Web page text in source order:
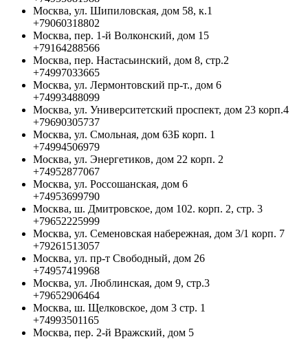
Москва, ул. Шипиловская, дом 58, к.1
+79060318802
Москва, пер. 1-й Волконский, дом 15
+79164288566
Москва, пер. Настасьинский, дом 8, стр.2
+74997033665
Москва, ул. Лермонтовский пр-т., дом 6
+74993488099
Москва, ул. Университетский проспект, дом 23 корп.4
+79690305737
Москва, ул. Смольная, дом 63Б корп. 1
+74994506979
Москва, ул. Энергетиков, дом 22 корп. 2
+74952877067
Москва, ул. Россошанская, дом 6
+74953699790
Москва, ш. Дмитровское, дом 102. корп. 2, стр. 3
+79652225999
Москва, ул. Семеновская набережная, дом 3/1 корп. 7
+79261513057
Москва, ул. пр-т Свободный, дом 26
+74957419968
Москва, ул. Люблинская, дом 9, стр.3
+79652906464
Москва, ш. Щелковское, дом 3 стр. 1
+74993501165
Москва, пер. 2-й Вражский, дом 5